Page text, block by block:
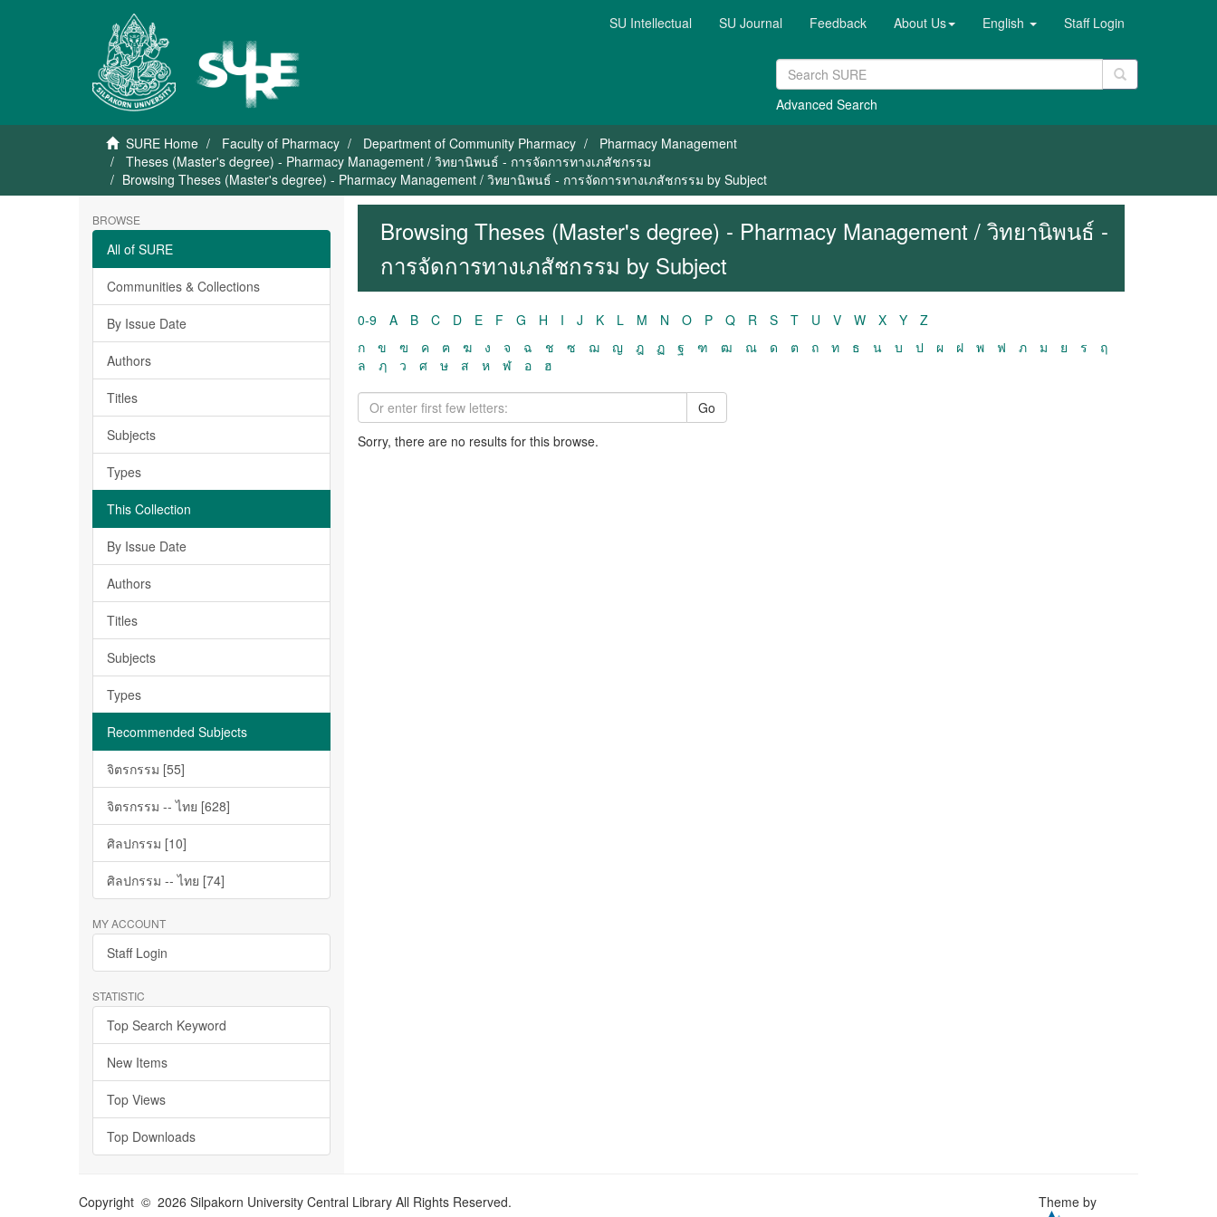
SU Intellectual SU Journal Feedback About Us English Staff Login
Advanced Search
SURE Home Faculty of Pharmacy Department of Community Pharmacy
Pharmacy Management
Theses (Master's degree) - Pharmacy Management / วิทยานิพนธ์ - การจัดการทางเภสัชกรรม
Browsing Theses (Master's degree) - Pharmacy Management / วิทยานิพนธ์ - การจัดการทางเภสัชกรรม by Subject
BROWSE
All of SURE
Communities & Collections
By Issue Date
Authors
Titles
Subjects
Types
This Collection
By Issue Date
Authors
Titles
Subjects
Types
Recommended Subjects
จิตรกรรม [55]
จิตรกรรม -- ไทย [628]
ศิลปกรรม [10]
ศิลปกรรม -- ไทย [74]
MY ACCOUNT
Staff Login
STATISTIC
Top Search Keyword
New Items
Top Views
Top Downloads
Browsing Theses (Master's degree) - Pharmacy Management / วิทยานิพนธ์ -
การจัดการทางเภสัชกรรม by Subject
0-9 A B C D E F G H I J K L M N O P Q R S T U V W X Y
Z
ก
ข ฃ ค ฅ ฆ ง จ ฉ ช ซ ฌ ญ ฎ ฏ ฐ ฑ ฒ ณ ด ต ถ ท ธ น บ ป ผ ฝ พ ฟ ภ ม ย ร
ฤ
ล
ฦ ว ศ ษ ส ห ฬ อ ฮ
Go
Sorry, there are no results for this browse.
Copyright © 2026 Silpakorn University Central Library All Rights Reserved. Theme by